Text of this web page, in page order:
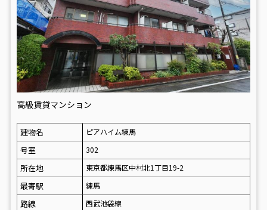
高級賃貸マンション
建物名 ピアハイム練馬
号室 302
所在地 東京都練馬区中村北1丁目19-2
最寄駅 練馬
路線 西武池袋線